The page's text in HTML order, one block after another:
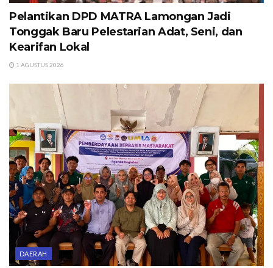
Pelantikan DPD MATRA Lamongan Jadi
Tonggak Baru Pelestarian Adat, Seni, dan
Kearifan Lokal
1 AGUSTUS 2026
DAERAH